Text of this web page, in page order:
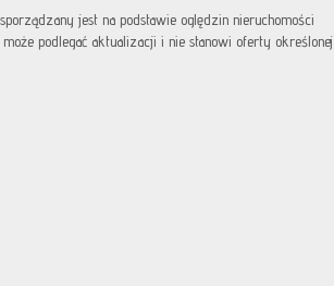
jest na podstawie oględzin nieruchomości
podlegać aktualizacji i nie stanowi oferty określonej